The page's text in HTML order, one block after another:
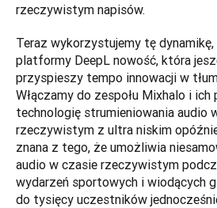
rzeczywistym napisów.
Teraz wykorzystujemy tę
platformy DeepL nowość, która
przyspieszy tempo innowacji w
Włączamy do zespołu Mixhalo i ich
technologię strumieniowania audio
rzeczywistym z ultra niskim
znana z tego, że umożliwia
audio w czasie rzeczywistym
wydarzeń sportowych i wiodących
do tysięcy uczestników